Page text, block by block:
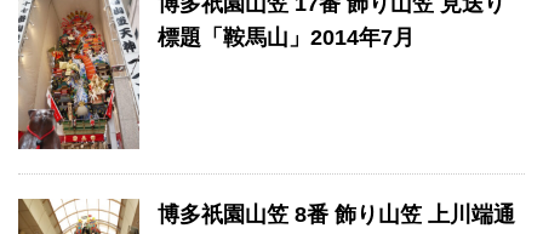
標題「鞍馬山」2014年7月
博多祇園山笠 8番 飾り山笠 上川端通